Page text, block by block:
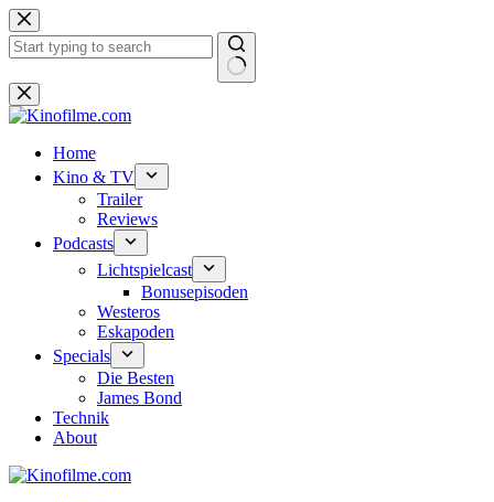
Zum
Inhalt
springen
Keine
Ergebnisse
Home
Kino & TV
Trailer
Reviews
Podcasts
Lichtspielcast
Bonusepisoden
Westeros
Eskapoden
Specials
Die Besten
James Bond
Technik
About